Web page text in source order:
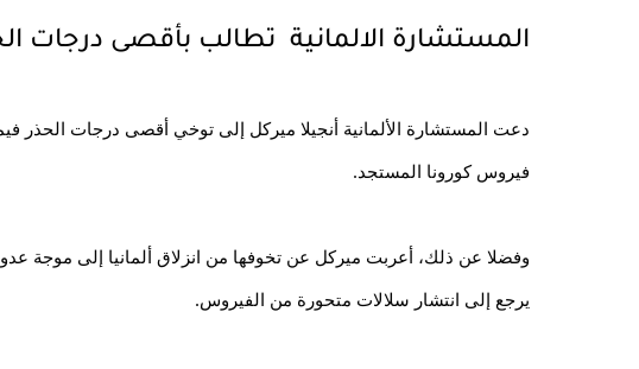
المستشارة الالمانية  تطالب بأقصى درجات
فيروس كورونا المستجد.
يرجع إلى انتشار سلالات متحورة من الفيروس.